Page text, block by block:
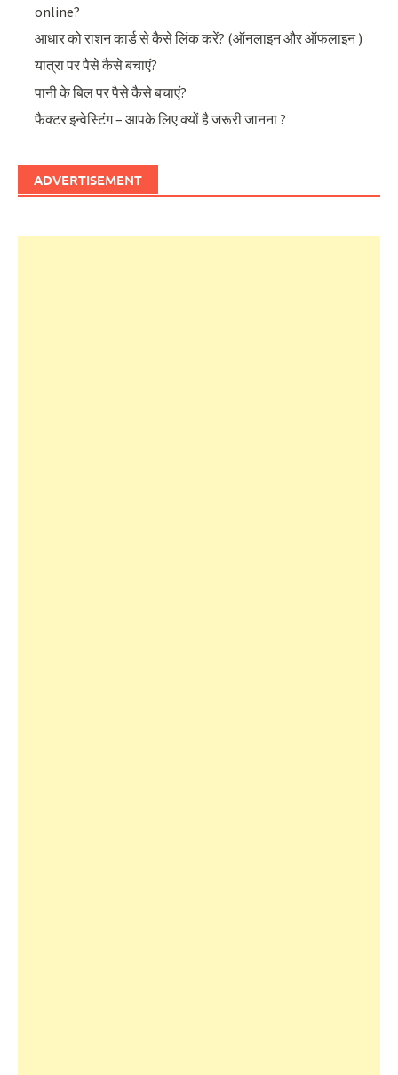
online?
आधार को राशन कार्ड से कैसे लिंक करें? (ऑनलाइन और ऑफलाइन )
यात्रा पर पैसे कैसे बचाएं?
पानी के बिल पर पैसे कैसे बचाएं?
फैक्टर इन्वेस्टिंग – आपके लिए क्यों है जरूरी जानना ?
ADVERTISEMENT